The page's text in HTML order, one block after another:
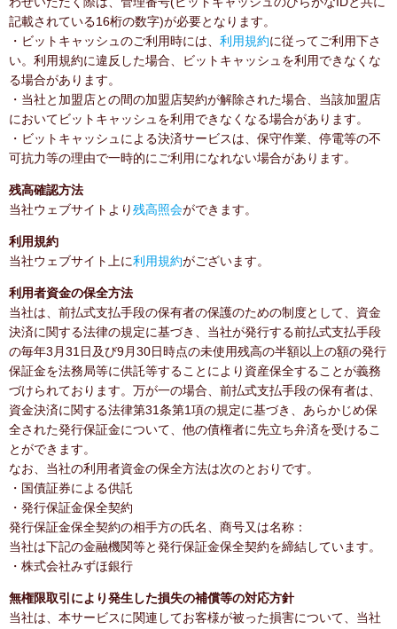
記載されている16桁の数字)が必要となります。
・ビットキャッシュのご利用時には、 利用規約に従ってご利用下さ
い。利用規約に違反した場合、ビットキャッシュを利用できなくな
る場合があります。
・当社と加盟店との間の加盟店契約が解除された場合、当該加盟店
においてビットキャッシュを利用できなくなる場合があります。
・ビットキャッシュによる決済サービスは、保守作業、停電等の不
可抗力等の理由で一時的にご利用になれない場合があります。
残高確認方法
当社ウェブサイトより残高照会ができます。
利用規約
当社ウェブサイト上に利用規約がございます。
利用者資金の保全方法
当社は、前払式支払手段の保有者の保護のための制度として、資金
決済に関する法律の規定に基づき、当社が発行する前払式支払手段
の毎年3月31日及び9月30日時点の未使用残高の半額以上の額の発行
保証金を法務局等に供託等することにより資産保全することが義務
づけられております。万が一の場合、前払式支払手段の保有者は、
資金決済に関する法律第31条第1項の規定に基づき、あらかじめ保
全された発行保証金について、他の債権者に先立ち弁済を受けるこ
とができます。
なお、当社の利用者資金の保全方法は次のとおりです。
・国債証券による供託
・発行保証金保全契約
発行保証金保全契約の相手方の氏名、商号又は名称：
当社は下記の金融機関等と発行保証金保全契約を締結しています。
・株式会社みずほ銀行
無権限取引により発生した損失の補償等の対応方針
当社は、本サービスに関連してお客様が被った損害について、当社